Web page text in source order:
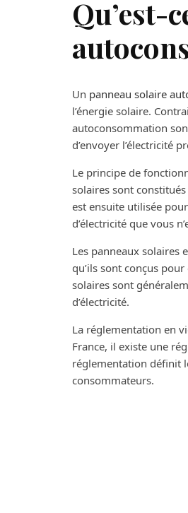
Qu’est-
Un panneau solaire
l’énergie solaire.
autoconsommation
d’envoyer l’électricité
Le principe de
solaires sont
est ensuite utilisée
d’électricité que vous
Les panneaux solaires
qu’ils sont conçus
solaires sont
d’électricité.
La réglementation en
France, il existe une
réglementation définit
consommateurs.